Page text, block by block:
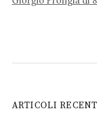
ARTICOLI